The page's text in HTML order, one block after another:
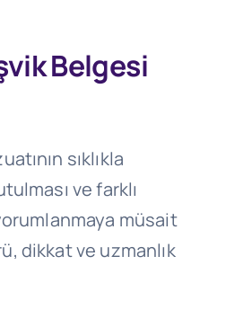
Belgesi
sıklıkla
ve farklı
müsait
dikkat ve uzmanlık